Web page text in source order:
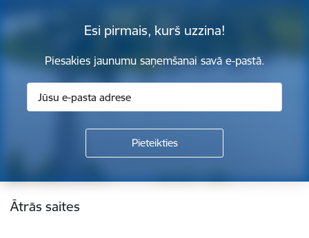
Esi pirmais, kurš uzzina!
Piesakies jaunumu saņemšanai savā e-pastā.
Kājene
Ātrās saites